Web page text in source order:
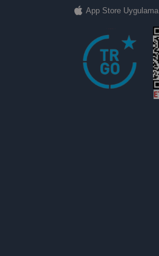
App Store Uygulama